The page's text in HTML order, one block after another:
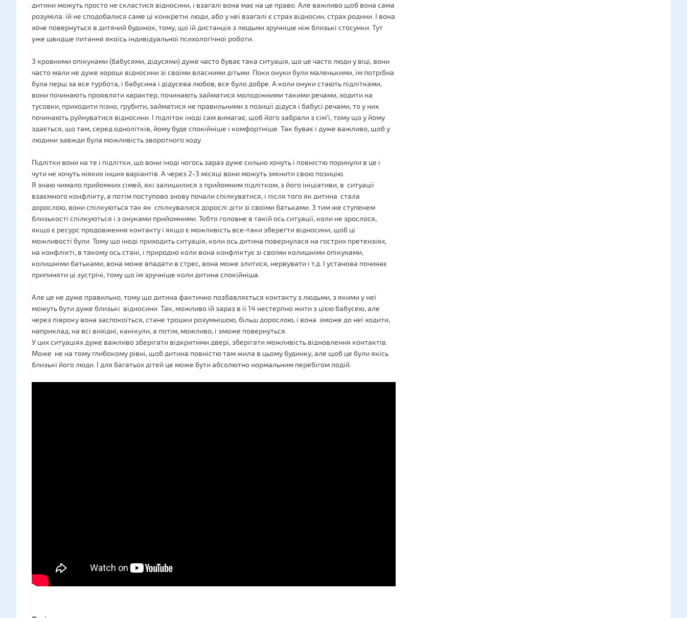
дитини можуть просто не скластися відносини, і взагалі вона має на це право. Але важливо щоб вона сама
розуміла: їй не сподобалися саме ці конкретні люди, або у неї взагалі є страх відносин, страх родини. І вона
хоче повернуться в дитячий будинок, тому, що їй дистанція з людьми зручніше ніж близькі стосунки. Тут
уже швидше питання якоїсь індивідуальної психологічної роботи.
З кровними опікунами (бабусями, дідусями) дуже часто буває така ситуація, що це часто люди у віці, вони
часто мали не дуже хороші відносини зі своїми власними дітьми. Поки онуки були маленькими, їм потрібна
була перш за все турбота, і бабусина і дідусева любов, все було добре. А коли онуки стають підлітками,
вони починають проявляти характер, починають займатися молодіжними такими речами, ходити на
тусовки, приходити пізно, грубити, займатися не правильними з позиції дідуся і бабусі речами, то у них
починають руйнуватися відносини. І підліток іноді сам вимагає, щоб його забрали з сім'ї, тому що у йому
здається, що там, серед однолітків, йому буде спокійніше і комфортніше. Так буває і дуже важливо, щоб у
людини завжди була можливість зворотного ходу.
Підлітки вони на те і підлітки, що вони іноді чогось зараз дуже сильно хочуть і повністю поринули в це і
чути не хочуть ніяких інших варіантів. А через 2-3 місяці вони можуть змінити свою позицію.
Я знаю чимало прийомних сімей, які залишилися з прийомним підлітком, з його ініціативи, в ситуації
взаємного конфлікту, а потім поступово знову почали спілкуватися, і після того як дитина стала
дорослою, вони спілкуються так як спілкувалися дорослі діти зі своїми батьками. З тим же ступенем
близькості спілкуються і з онуками прийомними. Тобто головне в такій ось ситуації, коли не зрослося,
якщо є ресурс продовження контакту і якщо є можливість все-таки зберегти відносини, щоб ці
можливості були. Тому що іноді приходить ситуація, коли ось дитина повернулася на гострих претензіях,
на конфлікті, в такому ось стані, і природно коли вона конфліктує зі своїми колишніми опікунами,
колишніми батьками, вона може впадати в стрес, вона може злитися, нервувати і т.д. І установа починає
припиняти ці зустрічі, тому що їм зручніше коли дитина спокійніша.
Але це не дуже правильно, тому що дитина фактично позбавляється контакту з людьми, з якими у неї
можуть бути дуже близькі відносини. Так, можливо їй зараз в її 14 нестерпно жити з цією бабусею, але
через півроку вона заспокоїться, стане трошки розумнішою, більш дорослою, і вона зможе до неї ходити,
наприклад, на всі вихідні, канікули, а потім, можливо, і зможе повернуться.
У цих ситуаціях дуже важливо зберігати відкритими двері, зберігати можливість відновлення контактів.
Може не на тому глибокому рівні, щоб дитина повністю там жила в цьому будинку, але щоб це були якісь
близькі його люди. І для багатьох дітей це може бути абсолютно нормальним перебігом подій.